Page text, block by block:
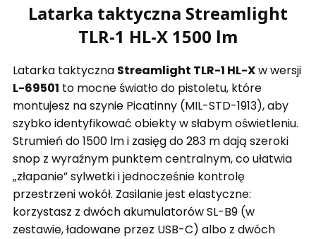
Latarka taktyczna Streamlight
TLR-1 HL-X 1500 lm
Latarka taktyczna Streamlight TLR-1 HL-Xw wersji
L-69501 to mocne światło do pistoletu, które
montujesz na szynie Picatinny (MIL-STD-1913), aby
szybko identyfikować obiekty w słabym oświetleniu.
Strumień do 1500 lm i zasięg do 283 m dają szeroki
snop z wyraźnym punktem centralnym, co ułatwia
„złapanie” sylwetki i jednocześnie kontrolę
przestrzeni wokół. Zasilanie jest elastyczne:
korzystasz z dwóch akumulatorów SL-B9 (w
zestawie, ładowane przez USB-C) albo z dwóch